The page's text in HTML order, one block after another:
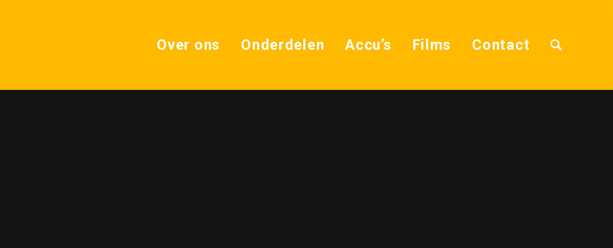
Over ons Onderdelen Accu’s Films Contact